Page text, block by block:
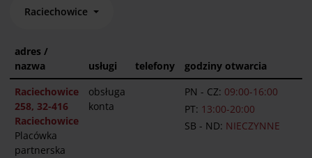
Raciechowice
adres /
nazwa
usługi telefony
godziny otwarcia
Raciechowice
258, 32-416
Raciechowice
Placówka
partnerska
obsługa
konta
PN - CZ: 09:00-16:00
PT: 13:00-20:00
SB - ND: NIECZYNNE